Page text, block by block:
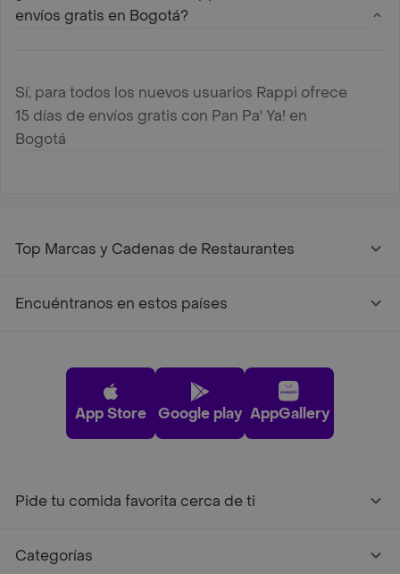
envíos gratis en Bogotá?
Sí, para todos los nuevos usuarios Rappi ofrece
15 días de envíos gratis con Pan Pa' Ya! en
Bogotá
Top Marcas y Cadenas de Restaurantes
Encuéntranos en estos países
App Store Google play AppGallery
Pide tu comida favorita cerca de ti
Categorías